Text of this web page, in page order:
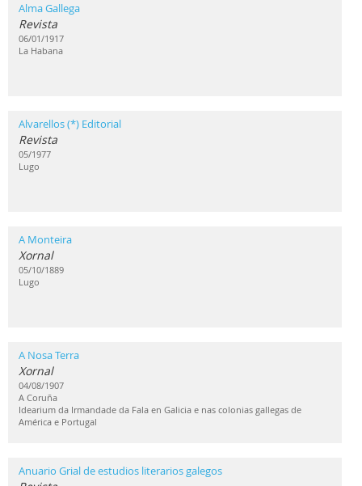
Alma Gallega
Revista
06/01/1917
La Habana
Alvarellos (*) Editorial
Revista
05/1977
Lugo
A Monteira
Xornal
05/10/1889
Lugo
A Nosa Terra
Xornal
04/08/1907
A Coruña
Idearium da Irmandade da Fala en Galicia e nas colonias gallegas de
América e Portugal
Anuario Grial de estudios literarios galegos